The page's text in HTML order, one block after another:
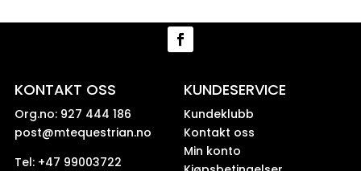
KONTAKT OSS
Org.no: 927 444 186
post@mtequestrian.no
Tel: +47 99003722
KUNDESERVICE
Kundeklubb
Kontakt oss
Min konto